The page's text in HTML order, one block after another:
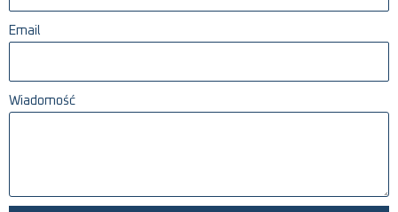
Email
Wiadomość